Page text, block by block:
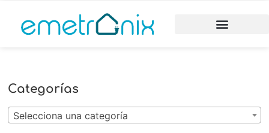
Categorías
Selecciona una categoría